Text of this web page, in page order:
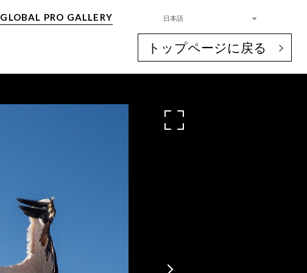
GLOBAL PRO GALLERY 日本語
トップページに戻る